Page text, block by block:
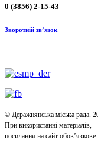
0 (3856) 2-15-43
Зворотній зв’язок
© Деражнянська міська рада.
При використанні матеріалів,
посилання на сайт обов’язкове